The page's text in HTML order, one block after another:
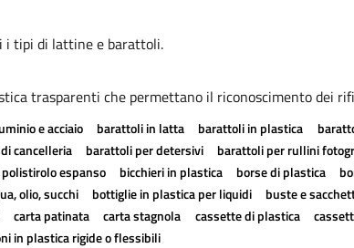
i tipi di lattine e barattoli.
trasparenti che permettano il riconoscimento dei
e acciaio barattoli in latta barattoli in plastica
cancelleria barattoli per detersivi
barattoli per rullini
espanso bicchieri in plastica borse di plastica
olio, succhi bottiglie in plastica per liquidi
buste e
carta patinata carta stagnola cassette di plastica
in plastica rigide o flessibili